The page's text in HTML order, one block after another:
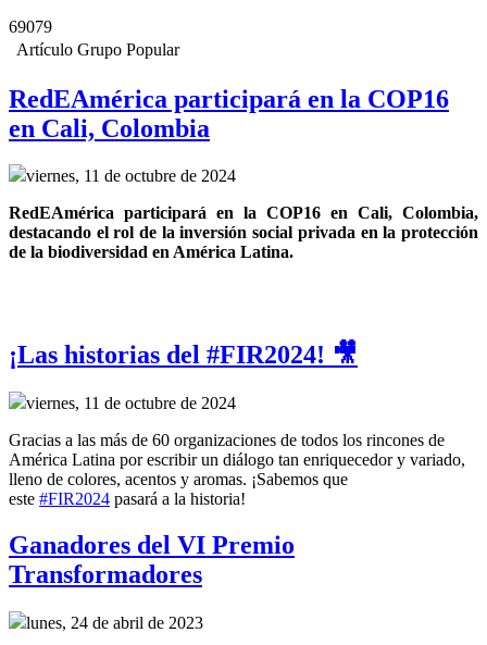
69079
Artículo Grupo Popular
RedEAmérica participará en la COP16
en Cali, Colombia
viernes, 11 de octubre de 2024
RedEAmérica participará en la COP16 en Cali, Colombia,
destacando el rol de la inversión social privada en la protección
de la biodiversidad en América Latina.
¡Las historias del #FIR2024! 🎥
viernes, 11 de octubre de 2024
Gracias a las más de 60 organizaciones de todos los rincones de
América Latina por escribir un diálogo tan enriquecedor y variado,
lleno de colores, acentos y aromas. ¡Sabemos que
este #FIR2024 pasará a la historia!
Ganadores del VI Premio
Transformadores
lunes, 24 de abril de 2023